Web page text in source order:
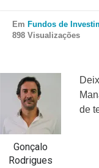
Em Fundos de
898 Visualizações
de
Gonçalo
Rodrigues